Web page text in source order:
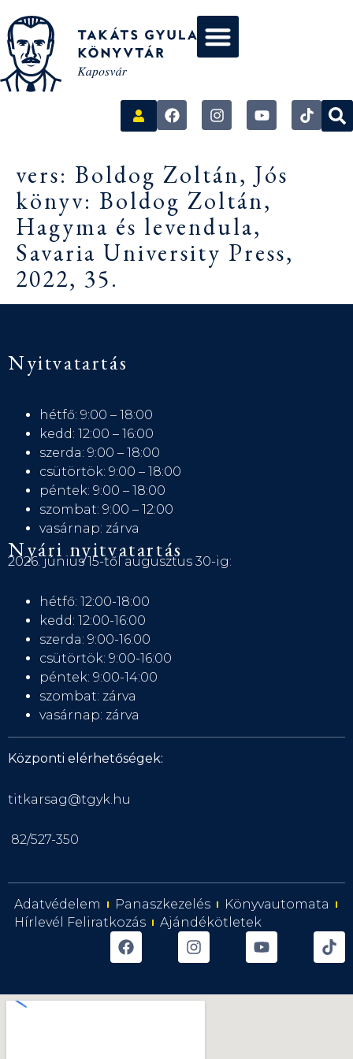
vers: Boldog Zoltán, Jós
könyv: Boldog Zoltán,
Hagyma és levendula,
Savaria University Press,
2022, 35.
Nyitvatartás
hétfő: 9:00 – 18:00
kedd: 12:00 – 16:00
szerda: 9:00 – 18:00
csütörtök: 9:00 – 18:00
péntek: 9:00 – 18:00
szombat: 9:00 – 12:00
vasárnap: zárva
Nyári nyitvatartás
2026. június 15-től augusztus 30-ig:
hétfő: 12:00-18:00
kedd: 12:00-16:00
szerda: 9:00-16:00
csütörtök: 9:00-16:00
péntek: 9:00-14:00
szombat: zárva
vasárnap: zárva
Központi elérhetőségek:
titkarsag@tgyk.hu
82/527-350
Adatvédelem Panaszkezelés
Könyvautomata
Hírlevél Feliratkozás
Ajándékötletek